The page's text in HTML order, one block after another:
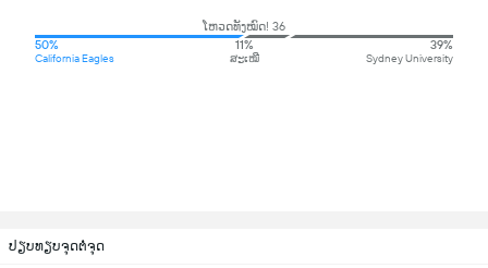
ໂຫວດທັງໝົດ! 36
50%
California Eagles
11%
ສະເໝີ
39%
Sydney University
ປຽບທຽບຈຸດຕໍ່ຈຸດ